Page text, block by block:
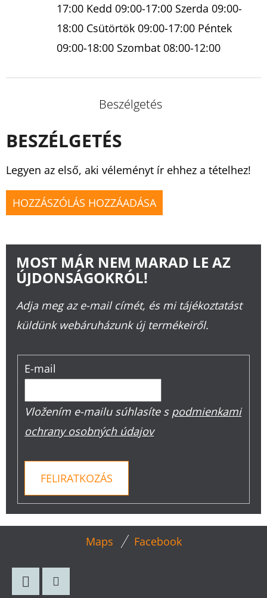
17:00 Kedd 09:00-17:00 Szerda 09:00-
18:00 Csütörtök 09:00-17:00 Péntek
09:00-18:00 Szombat 08:00-12:00
Beszélgetés
BESZÉLGETÉS
Legyen az első, aki véleményt ír ehhez a tételhez!
HOZZÁSZÓLÁS HOZZÁADÁSA
MOST MÁR NEM MARAD LE AZ
ÚJDONSÁGOKRÓL!
Adja meg az e-mail címét, és mi tájékoztatást
küldünk webáruházunk új termékeiről.
E-mail
Vložením e-mailu súhlasíte s podmienkami
ochrany osobných údajov
FELIRATKOZÁS
Maps Facebook